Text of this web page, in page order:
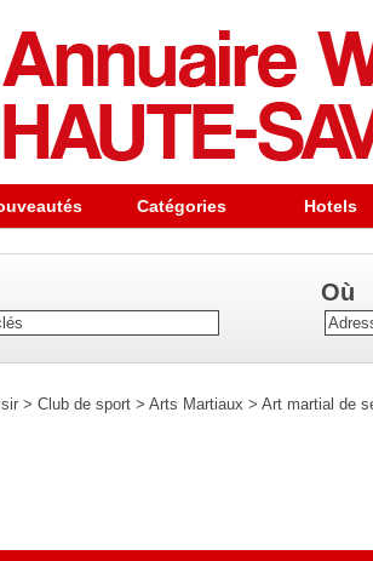
Catégories Hotels
Où
> Club de sport > Arts Martiaux > Art martial de